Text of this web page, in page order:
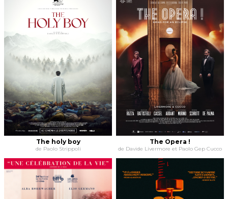
The holy boy
de Paolo Strippoli
The Opera !
de Davide Livermore et Paolo Gep Cucco